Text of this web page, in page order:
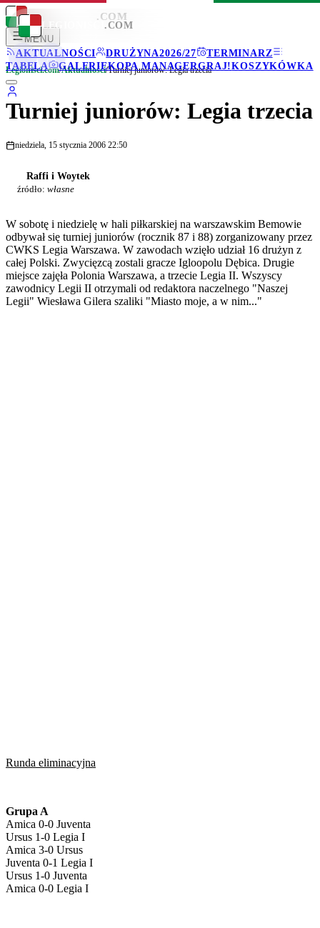
LEGIONISCI .COM
MENU
AKTUALNOŚCI
DRUŻYNA2026/27
TERMINARZ
TABELA
GALERIEKOPA MANAGERGRAJ!KOSZYKÓWKA
LEGIONISCI .COM
Legionisci.com/Aktualności/Turniej juniorów: Legia trzecia
Turniej juniorów: Legia trzecia
niedziela, 15 stycznia 2006 22:50
Raffi i Woytek
źródło: własne
W sobotę i niedzielę w hali piłkarskiej na warszawskim Bemowie
odbywał się turniej juniorów (rocznik 87 i 88) zorganizowany przez
CWKS Legia Warszawa. W zawodach wzięło udział 16 drużyn z
całej Polski. Zwycięzcą zostali gracze Igloopolu Dębica. Drugie
miejsce zajęła Polonia Warszawa, a trzecie Legia II. Wszyscy
zawodnicy Legii II otrzymali od redaktora naczelnego "Naszej
Legii" Wiesława Gilera szaliki "Miasto moje, a w nim..."
Runda eliminacyjna
Grupa A
Amica 0-0 Juventa
Ursus 1-0 Legia I
Amica 3-0 Ursus
Juventa 0-1 Legia I
Ursus 1-0 Juventa
Amica 0-0 Legia I